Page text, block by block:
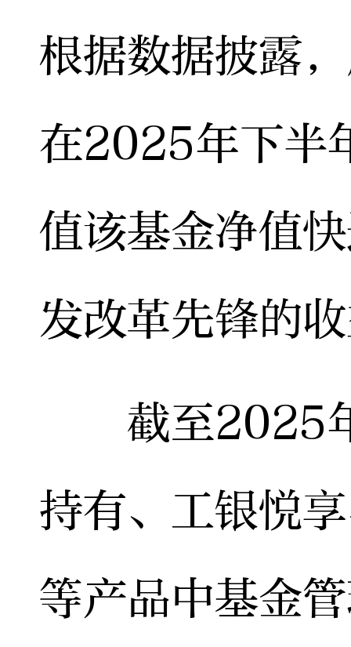
根据数据披露
在2025年下半
值该基金净值
发改革先锋的
截至2025年
持有、工银悦
等产品中基金